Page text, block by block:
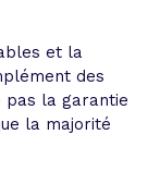
et la
des
pas la garantie
la majorité